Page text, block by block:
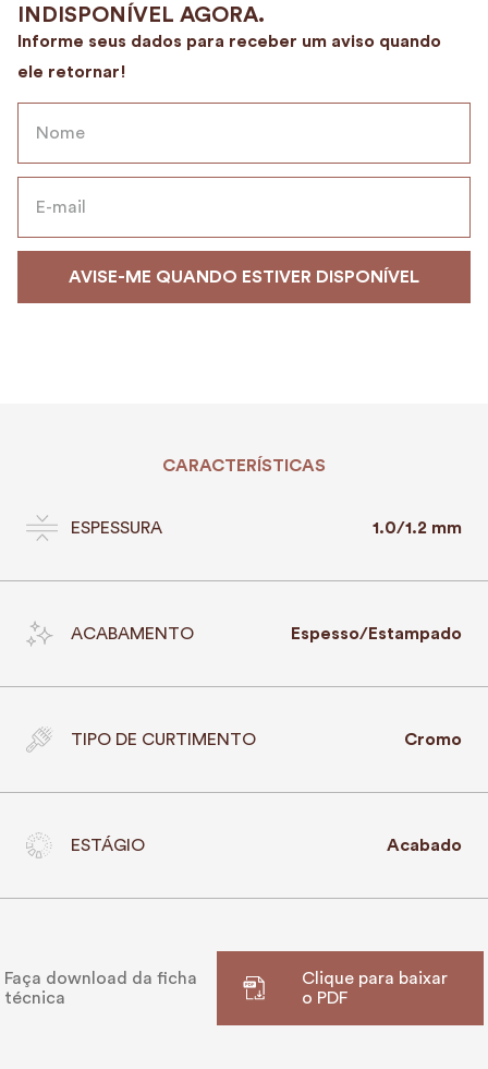
CARACTERÍSTICAS
ESPESSURA 1.0/1.2 mm
ACABAMENTO Espesso/Estampado
TIPO DE CURTIMENTO Cromo
ESTÁGIO Acabado
Faça download da ficha
técnica
Clique para baixar
o PDF